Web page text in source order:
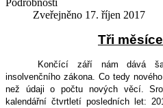
Podrobnosti
Zveřejněno 17. říjen 2017
Tři
Končící září nám dává
insolvenčního zákona. Co tedy
než údaji o počtu nových věcí.
kalendářní čtvrtletí posledních let: